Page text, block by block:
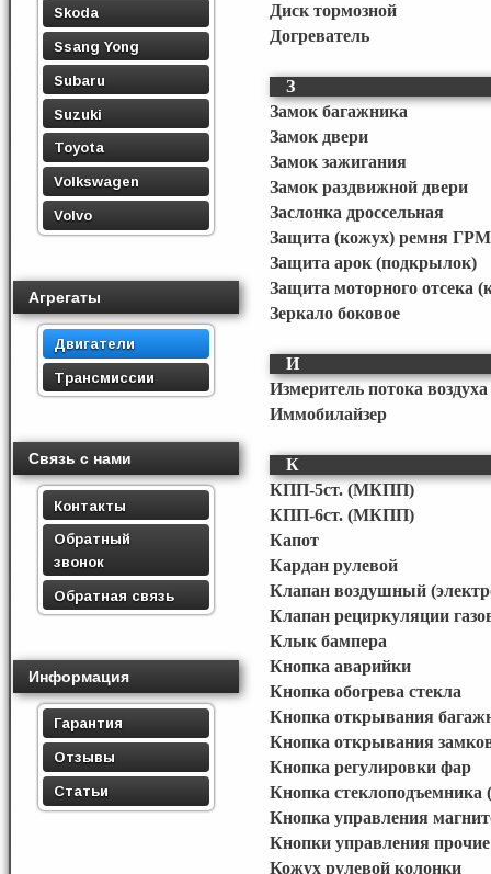
Skoda
Ssang Yong
Subaru
Suzuki
Toyota
Volkswagen
Volvo
Агрегаты
Двигатели
Трансмиссии
Связь с нами
Контакты
Обратный
звонок
Обратная связь
Информация
Гарантия
Отзывы
Статьи
Диск тормозной
Догреватель
З
Замок багажника
Замок двери
Замок зажигания
Замок раздвижной двери
Заслонка дроссельная
Защита (кожух) ремня ГРМ
Защита арок (подкрылок)
Защита моторного отсека
Зеркало боковое
И
Измеритель потока
Иммобилайзер
К
КПП-5ст. (МКПП)
КПП-6ст. (МКПП)
Капот
Кардан рулевой
Клапан воздушный
Клапан рециркуляции
Клык бампера
Кнопка аварийки
Кнопка обогрева стекла
Кнопка открывания
Кнопка открывания
Кнопка регулировки фар
Кнопка стеклоподъемника
Кнопка управления
Кнопки управления
Кожух рулевой колонки